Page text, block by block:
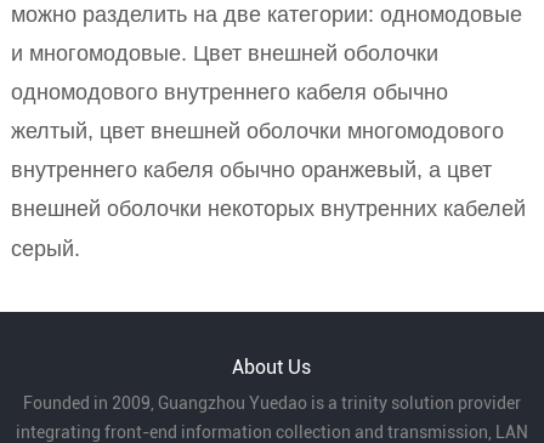
можно разделить на две категории: одномодовые
и многомодовые. Цвет внешней оболочки
одномодового внутреннего кабеля обычно
желтый, цвет внешней оболочки многомодового
внутреннего кабеля обычно оранжевый, а цвет
внешней оболочки некоторых внутренних кабелей
серый.
About Us
Founded in 2009, Guangzhou Yuedao is a trinity solution provider
integrating front-end information collection and transmission, LAN